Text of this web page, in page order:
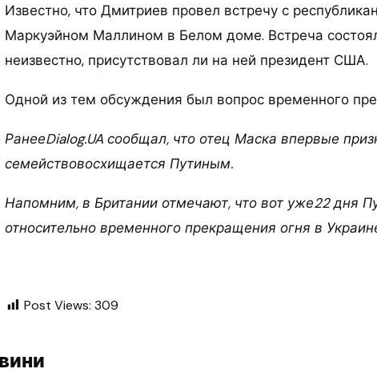
Известно, что Дмитриев провел встречу с
Маркуэйном Маллином в Белом доме. Встреча
неизвестно, присутствовал ли на ней президент США.
Одной из тем обсуждения был вопрос временного
РанееDialog.UA сообщал, что отец Маска впервые
семействовосхищается Путиным.
Напомним, в Британии отмечают, что вот уже22 дня
относительно временного прекращения огня в
Post Views: 309